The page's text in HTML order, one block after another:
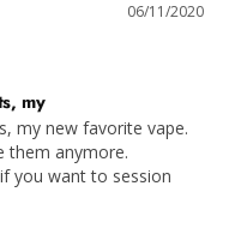
06/11/2020
my
my new favorite vape.
them anymore.
you want to session